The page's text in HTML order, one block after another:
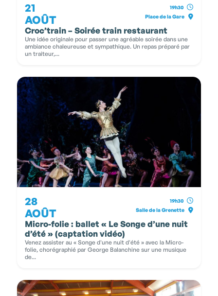
21
AOÛT
19h30
Place de la Gare
Croc’train – Soirée train restaurant
Une idée originale pour passer une agréable soirée dans une
ambiance chaleureuse et sympathique. Un repas préparé par
un traiteur,...
28
AOÛT
19h30
Salle de la Grenette
Micro-folie : ballet « Le Songe d’une nuit
d’été » (captation vidéo)
Venez assister au « Songe d'une nuit d'été » avec la Micro-
folie, chorégraphié par George Balanchine sur une musique
de...